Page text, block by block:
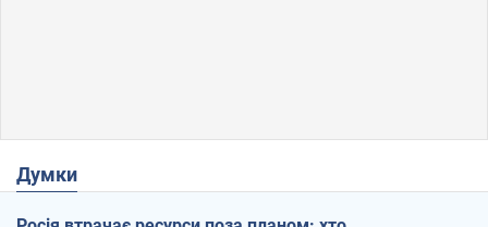
Думки